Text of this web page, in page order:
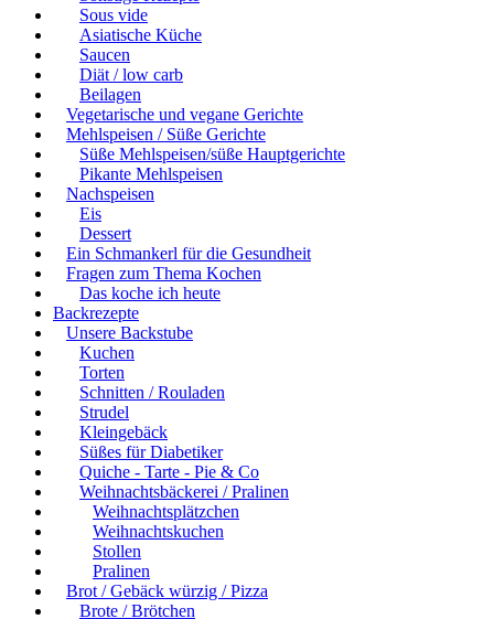
Sous vide
Asiatische Küche
Saucen
Diät / low carb
Beilagen
Vegetarische und vegane Gerichte
Mehlspeisen / Süße Gerichte
Süße Mehlspeisen/süße Hauptgerichte
Pikante Mehlspeisen
Nachspeisen
Eis
Dessert
Ein Schmankerl für die Gesundheit
Fragen zum Thema Kochen
Das koche ich heute
Backrezepte
Unsere Backstube
Kuchen
Torten
Schnitten / Rouladen
Strudel
Kleingebäck
Süßes für Diabetiker
Quiche - Tarte - Pie & Co
Weihnachtsbäckerei / Pralinen
Weihnachtsplätzchen
Weihnachtskuchen
Stollen
Pralinen
Brot / Gebäck würzig / Pizza
Brote / Brötchen